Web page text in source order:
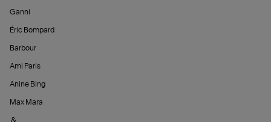
Ganni
Éric Bompard
Barbour
Ami Paris
Anine Bing
Max Mara
&